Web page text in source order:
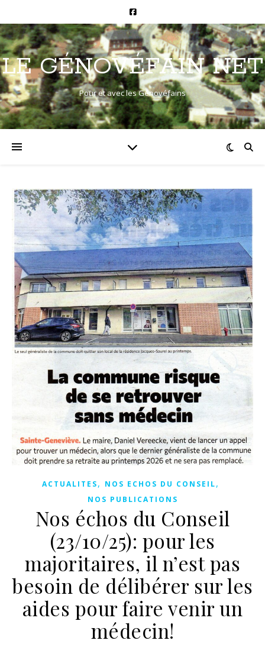
LE GÉNOVÉFAIN NET
Pour et avec les Génovéfains
ACTUALITES, NOS ECHOS DU CONSEIL,
NOS PUBLICATIONS
Nos échos du Conseil
(23/10/25): pour les
majoritaires, il n’est pas
besoin de délibérer sur les
aides pour faire venir un
médecin!